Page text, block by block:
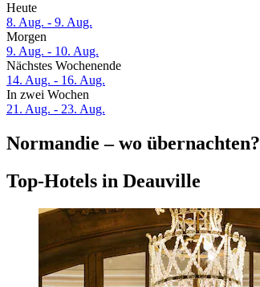
Heute
8. Aug. - 9. Aug.
Morgen
9. Aug. - 10. Aug.
Nächstes Wochenende
14. Aug. - 16. Aug.
In zwei Wochen
21. Aug. - 23. Aug.
Normandie – wo übernachten?
Top-Hotels in Deauville